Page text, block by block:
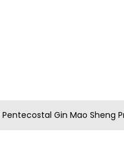
Gin Mao Sheng